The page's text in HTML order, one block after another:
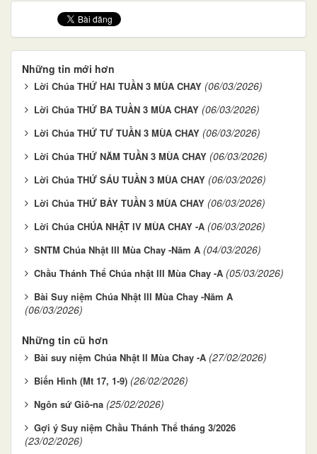
Những tin mới hơn
Lời Chúa THỨ HAI TUẦN 3 MÙA CHAY (06/03/2026)
Lời Chúa THỨ BA TUẦN 3 MÙA CHAY (06/03/2026)
Lời Chúa THỨ TƯ TUẦN 3 MÙA CHAY (06/03/2026)
Lời Chúa THỨ NĂM TUẦN 3 MÙA CHAY (06/03/2026)
Lời Chúa THỨ SÁU TUẦN 3 MÙA CHAY (06/03/2026)
Lời Chúa THỨ BẢY TUẦN 3 MÙA CHAY (06/03/2026)
Lời Chúa CHÚA NHẬT IV MÙA CHAY -A (06/03/2026)
SNTM Chúa Nhật III Mùa Chay -Năm A (04/03/2026)
Chầu Thánh Thể Chúa nhật III Mùa Chay -A (05/03/2026)
Bài Suy niệm Chúa Nhật III Mùa Chay -Năm A
(06/03/2026)
Những tin cũ hơn
Bài suy niệm Chúa Nhật II Mùa Chay -A (27/02/2026)
Biến Hình (Mt 17, 1-9) (26/02/2026)
Ngôn sứ Giô-na (25/02/2026)
Gợi ý Suy niệm Chầu Thánh Thể tháng 3/2026
(23/02/2026)